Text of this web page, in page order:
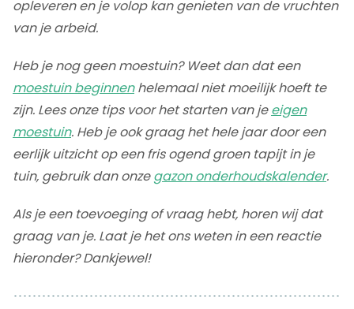
opleveren en je volop kan genieten van de vruchten
van je arbeid.
Heb je nog geen moestuin? Weet dan dat een
moestuin beginnenhelemaal niet moeilijk hoeft te
zijn. Lees onze tips voor het starten van jeeigen
moestuin. Heb je ook graag het hele jaar door een
eerlijk uitzicht op een fris ogend groen tapijt in je
tuin, gebruik dan onzegazon onderhoudskalender.
Als je een toevoeging of vraag hebt, horen wij dat
graag van je. Laat je het ons weten in een reactie
hieronder? Dankjewel!